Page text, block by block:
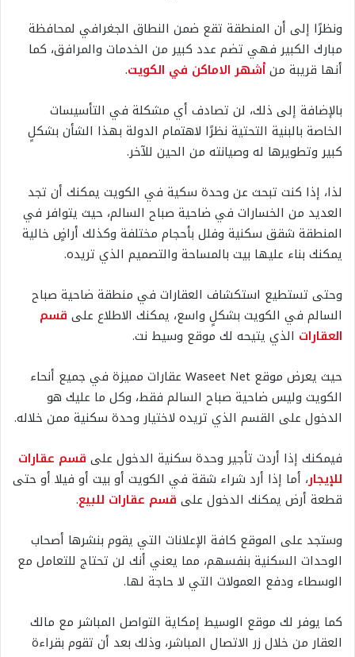
ونظرًا إلى أن المنطقة تقع ضمن النطاق الجغرافي لمحافظة
مبارك الكبير فهي تضم عدد كبير من الخدمات والمرافق، كما
أنها قريبة منأشهر الاماكن في الكويت.
بالإضافة إلى ذلك، لن تصادف أي مشكلة في التأسيسات
الخاصة بالبنية التحتية نظرًا لاهتمام الدولة بهذا الشأن بشكلٍ
كبير وتطويرها له وصيانته من الحين للآخر.
لذا، إذا كنت تبحث عن وحدة سكية في الكويت يمكنك أن تجد
العديد من الخسارات في ضاحية صباح السالم، حيث يتوافر في
المنطقة شقق سكنية وفلل بأحجام مختلفة وكذلك أراضٍ خالية
يمكنك بناء عليها بيت بالمساحة والتصميم الذي تريده.
وحتى تستطيع استكشاف العقارات في منطقة ضاحية صباح
السالم في الكويت بشكلٍ واسع، يمكنك الاطلاع على قسم
العقارات الذي يتيحه لك موقع وسيط نت.
حيث يعرض موقع Waseet Net عقارات مميزة في جميع أنحاء
الكويت وليس ضاحية صباح السالم فقط، وكل ما عليك هو
الدخول على القسم الذي تريده لاختيار وحدة سكنية ممن خلاله.
فيمكنك إذا أردت تأجير وحدة سكنية الدخول على قسم عقارات
للإيجار، أما إذا أرد شراء شقة في الكويت أو بيت أو فيلا أو حتى
قطعة أرض يمكنك الدخول على قسم عقارات للبيع.
وستجد على الموقع كافة الإعلانات التي يقوم بنشرها أصحاب
الوحدات السكنية بنفسهم، مما يعني أنك لن تحتاج للتعامل مع
الوسطاء ودفع العمولات التي لا حاجة لها.
كما يوفر لك موقع الوسيط إمكاية التواصل المباشر مع مالك
العقار من خلال زر الاتصال المباشر، وذلك بعد أن تقوم بقراءة